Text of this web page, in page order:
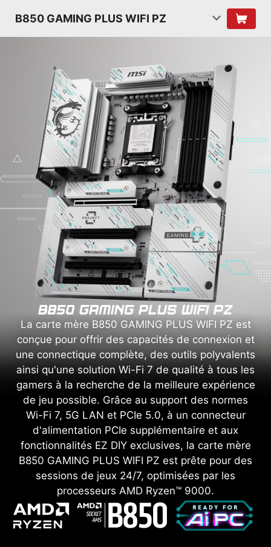
B850 GAMING PLUS WIFI PZ
La carte mère B850 GAMING PLUS WIFI PZ est
conçue pour offrir des capacités de connexion et
une connectique complète, des outils polyvalents
ainsi qu'une solution Wi-Fi 7 de qualité à tous les
gamers à la recherche de la meilleure expérience
de jeu possible. Grâce au support des normes
Wi-Fi 7, 5G LAN et PCIe 5.0, à un connecteur
d'alimentation PCIe supplémentaire et aux
fonctionnalités EZ DIY exclusives, la carte mère
B850 GAMING PLUS WIFI PZ est prête pour des
sessions de jeux 24/7, optimisées par les
processeurs AMD Ryzen™ 9000.